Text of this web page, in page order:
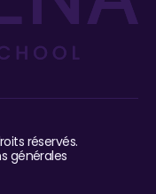
réservés.
générales